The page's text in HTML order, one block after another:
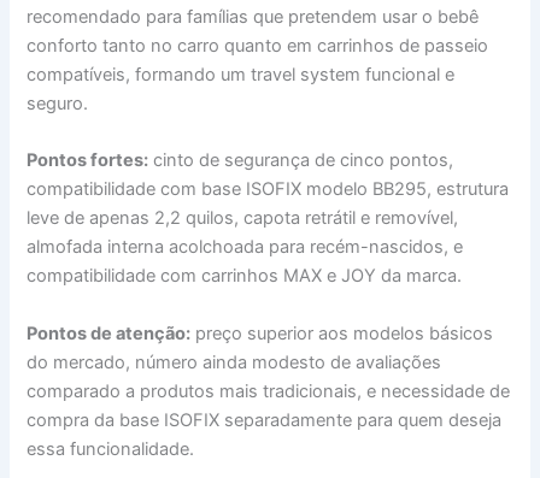
recomendado para famílias que pretendem usar o bebê
conforto tanto no carro quanto em carrinhos de passeio
compatíveis, formando um travel system funcional e
seguro.
Pontos fortes: cinto de segurança de cinco pontos,
compatibilidade com base ISOFIX modelo BB295, estrutura
leve de apenas 2,2 quilos, capota retrátil e removível,
almofada interna acolchoada para recém-nascidos, e
compatibilidade com carrinhos MAX e JOY da marca.
Pontos de atenção: preço superior aos modelos básicos
do mercado, número ainda modesto de avaliações
comparado a produtos mais tradicionais, e necessidade de
compra da base ISOFIX separadamente para quem deseja
essa funcionalidade.